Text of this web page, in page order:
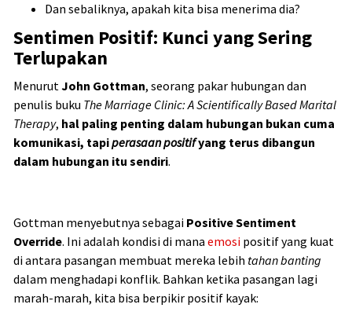
Dan sebaliknya, apakah kita bisa menerima dia?
Sentimen Positif: Kunci yang Sering
Terlupakan
Menurut John Gottman, seorang pakar hubungan dan
penulis buku The Marriage Clinic: A Scientifically Based Marital
Therapy, hal paling penting dalam hubungan bukan cuma
komunikasi, tapiperasaan positifyang terus dibangun
dalam hubungan itu sendiri.
Gottman menyebutnya sebagai Positive Sentiment
Override. Ini adalah kondisi di mana emosi positif yang kuat
di antara pasangan membuat mereka lebih tahan banting
dalam menghadapi konflik. Bahkan ketika pasangan lagi
marah-marah, kita bisa berpikir positif kayak: